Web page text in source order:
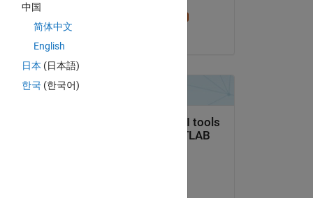
el 23 de Abr. de 2024
中国
简体中文
English
日本 (日本語)
한국 (한국어)